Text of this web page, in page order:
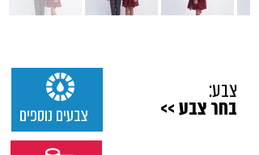
בחר צבע >>
צבע:
צבעים נוספים